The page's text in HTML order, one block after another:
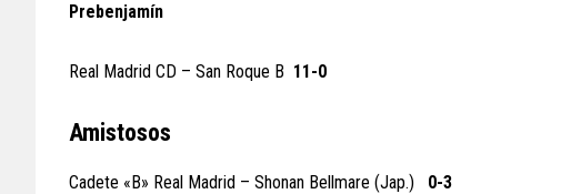
Prebenjamín
Real Madrid CD – San Roque B 11-0
Amistosos
Cadete «B» Real Madrid – Shonan Bellmare (Jap.) 0-3